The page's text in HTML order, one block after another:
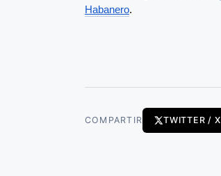
Habanero.
COMPARTIR TWITTER / X